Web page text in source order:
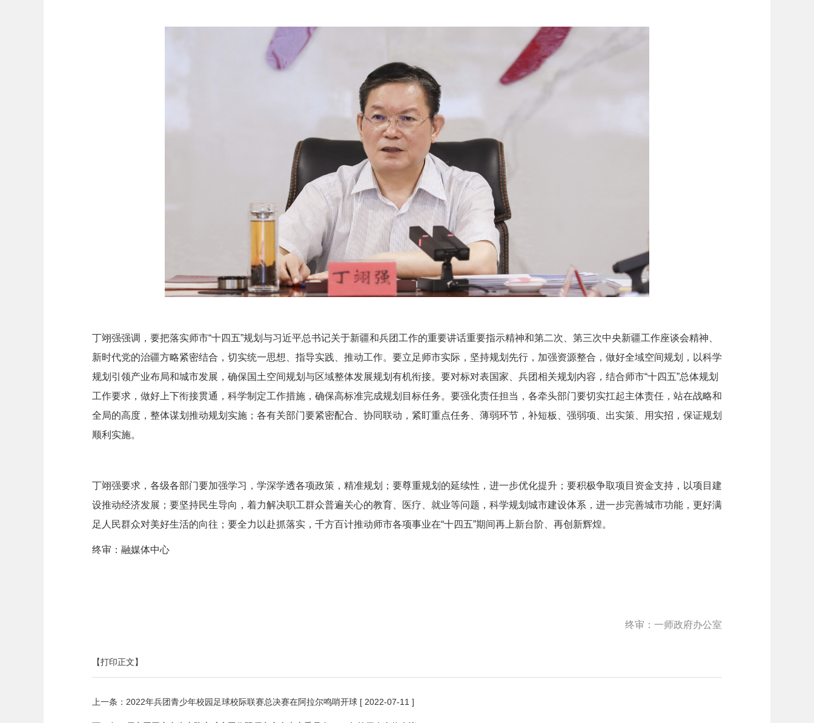
丁翊强强调，要把落实师市“十四五”规划与习近平总书记关于新疆和兵团工作的重要讲话重要指示精神和第二次、第三次中央新疆工作座谈会精神、
新时代党的治疆方略紧密结合，切实统一思想、指导实践、推动工作。要立足师市实际，坚持规划先行，加强资源整合，做好全域空间规划，以科学
规划引领产业布局和城市发展，确保国土空间规划与区域整体发展规划有机衔接。要对标对表国家、兵团相关规划内容，结合师市“十四五”总体规划
工作要求，做好上下衔接贯通，科学制定工作措施，确保高标准完成规划目标任务。要强化责任担当，各牵头部门要切实扛起主体责任，站在战略和
全局的高度，整体谋划推动规划实施；各有关部门要紧密配合、协同联动，紧盯重点任务、薄弱环节，补短板、强弱项、出实策、用实招，保证规划
顺利实施。
丁翊强要求，各级各部门要加强学习，学深学透各项政策，精准规划；要尊重规划的延续性，进一步优化提升；要积极争取项目资金支持，以项目建
设推动经济发展；要坚持民生导向，着力解决职工群众普遍关心的教育、医疗、就业等问题，科学规划城市建设体系，进一步完善城市功能，更好满
足人民群众对美好生活的向往；要全力以赴抓落实，千方百计推动师市各项事业在“十四五”期间再上新台阶、再创新辉煌。
终审：融媒体中心
终审：一师政府办公室
【打印正文】
上一条： 2022年兵团青少年校园足球校际联赛总决赛在阿拉尔鸣哨开球 [ 2022-07-11 ]